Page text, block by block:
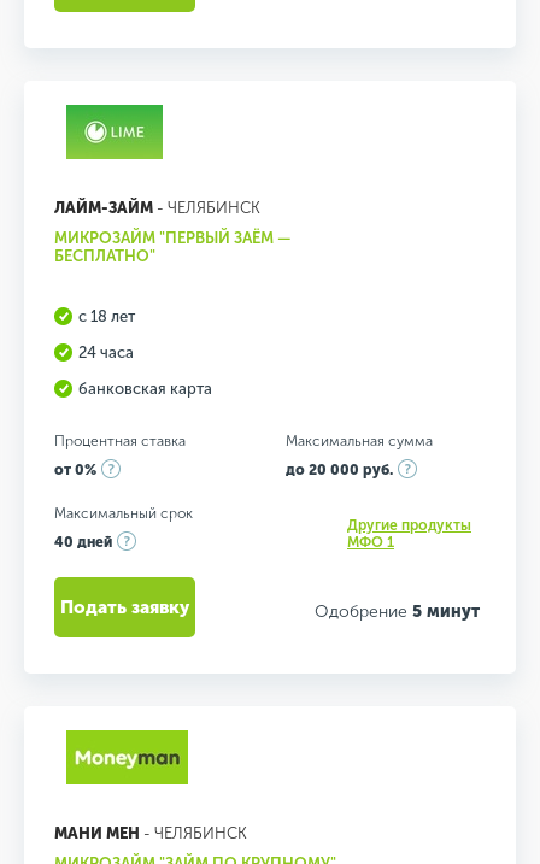
ЛАЙМ-ЗАЙМ - ЧЕЛЯБИНСК
МИКРОЗАЙМ "ПЕРВЫЙ ЗАЁМ —
БЕСПЛАТНО"
с 18 лет
24 часа
банковская карта
Процентная ставка
от 0%
Максимальная сумма
до 20 000 руб.
Максимальный срок
40 дней
Другие продукты
МФО 1
Одобрение 5 минут
Подать заявку
МАНИ МЕН - ЧЕЛЯБИНСК